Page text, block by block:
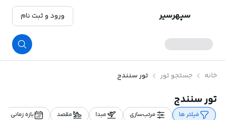
سپهرسیر ورود و ثبت نام
خانه جستجو تور تور سنندج
تور سنندج
فیلتر ها مرتب‌سازی مبدا مقصد بازه زمانی